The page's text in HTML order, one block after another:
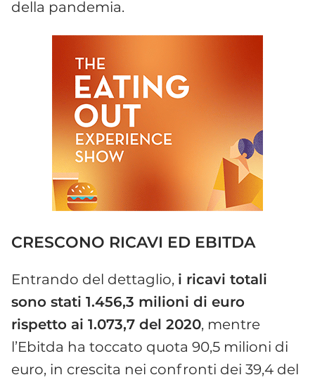
della pandemia.
CRESCONO RICAVI ED EBITDA
Entrando del dettaglio, i ricavi totali
sono stati 1.456,3 milioni di euro
rispetto ai 1.073,7 del 2020, mentre
l’Ebitda ha toccato quota 90,5 milioni di
euro, in crescita nei confronti dei 39,4 del